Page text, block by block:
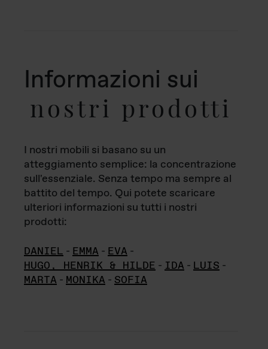
Informazioni sui
nostri prodotti
I nostri mobili si basano su un
atteggiamento semplice: la concentrazione
sull'essenziale. Senza tempo ma sempre al
battito del tempo. Qui potete scaricare
ulteriori informazioni su tutti i nostri
prodotti:
DANIEL - EMMA - EVA -
HUGO, HENRIK & HILDE - IDA - LUIS -
MARTA - MONIKA - SOFIA